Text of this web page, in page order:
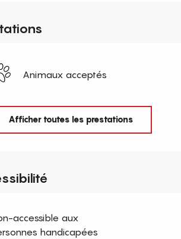
Animaux acceptés
Afficher toutes les prestations
accessible aux
handicapées